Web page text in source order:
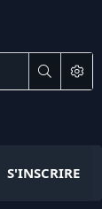
S'INSCRIRE